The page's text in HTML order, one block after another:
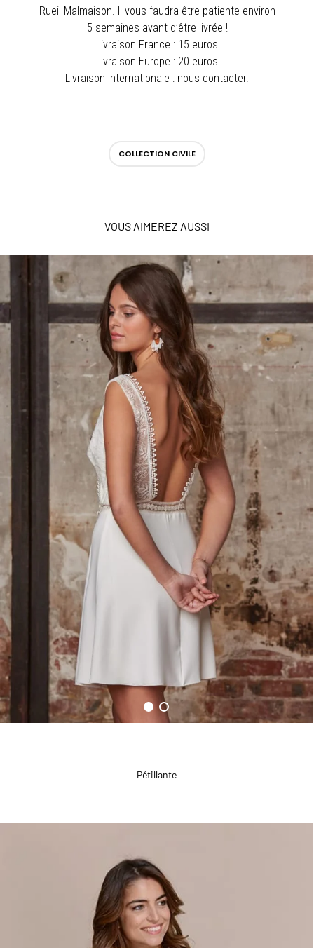
Rueil Malmaison. Il vous faudra être patiente environ
5 semaines avant d’être livrée !
Livraison France : 15 euros
Livraison Europe : 20 euros
Livraison Internationale : nous contacter.
COLLECTION CIVILE
VOUS AIMEREZ AUSSI
Pétillante